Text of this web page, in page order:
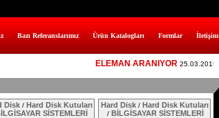
Bazı Referanslarımız Ürün Katalogları Formlar İletişim
ELEMAN ARANIYOR 25.03.2015
Disk/ Hard Disk Kutuları
SİSTEMLERİ
Hard Disk/ Hard Disk Kutuları
/ BİLGİSAYAR SİSTEMLERİ